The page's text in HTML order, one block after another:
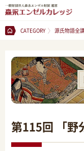
CATEGORY 源氏物語全
第115回 「野